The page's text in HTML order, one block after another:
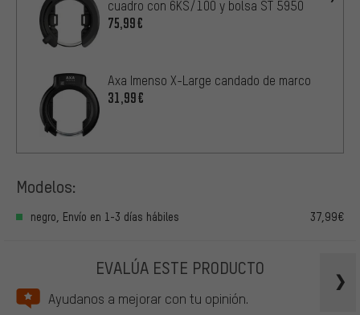
cuadro con 6KS/100 y bolsa ST 5950
75,99€
Axa Imenso X-Large candado de marco
31,99€
Modelos:
negro, Envío en 1-3 días hábiles 37,99€
EVALÚA ESTE PRODUCTO
Ayudanos a mejorar con tu opinión.